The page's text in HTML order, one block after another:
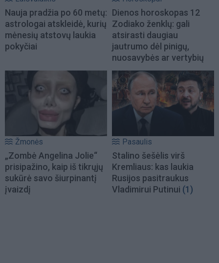
Nauja pradžia po 60 metų:
astrologai atskleidė, kurių
mėnesių atstovų laukia
pokyčiai
Dienos horoskopas 12
Zodiako ženklų: gali
atsirasti daugiau
jautrumo dėl pinigų,
nuosavybės ar vertybių
Žmonės
„Zombė Angelina Jolie“
prisipažino, kaip iš tikrųjų
sukūrė savo šiurpinantį
įvaizdį
Pasaulis
Stalino šešėlis virš
Kremliaus: kas laukia
Rusijos pasitraukus
Vladimirui Putinui (1)